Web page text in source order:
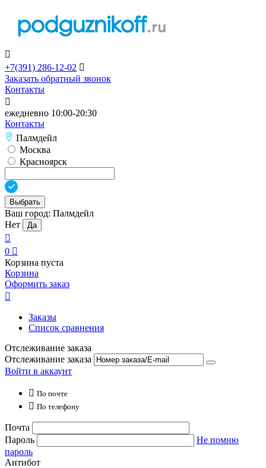

+7(391) 286-12-02 
Заказать обратный звонок
Контакты

ежедневно 10:00-20:30
Контакты
Палмдейл
Москва
Красноярск
Выбрать
Ваш город: Палмдейл
Нет
Да

0 
Корзина пуста
Корзина
Оформить заказ

Заказы
Список сравнения
Отслеживание заказа
Отслеживание заказа
Войти в аккаунт
 По почте
 По телефону
Почта
Пароль
Не помню
пароль
Антибот